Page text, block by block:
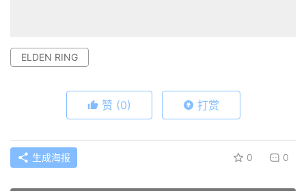
ELDEN RING
赞 (0) 打赏
生成海报 0 0